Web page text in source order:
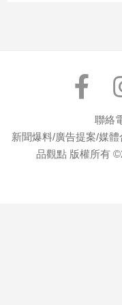
區
聯絡
新聞爆料/廣告提案/媒
品觀點 版權所有